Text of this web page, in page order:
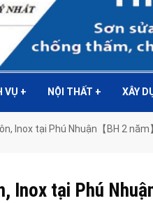
VỤ + NỘI THẤT + XÂY
Inox tại Phú Nhuận【BH 2 năm】
Inox tại Phú